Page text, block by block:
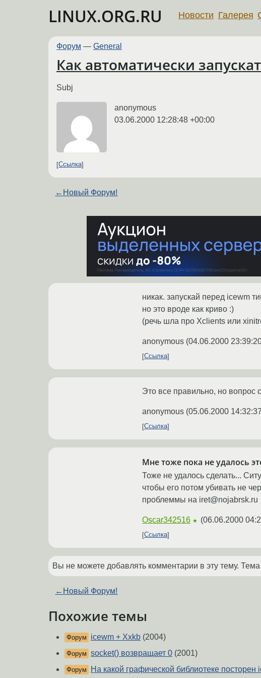
LINUX.ORG.RU Новости Галерея
Форум — General
Как автоматически
Subj
anonymous
03.06.2000 12:28:48 +00:00
Ссылка
← Новый Форум!
никак. запускай перед icewm
но это вроде как криво :)
(речь шла про Xclients или
anonymous (04.06.2000
Ссылка
Это все правильно, но вопрос
anonymous (05.06.2000
Ссылка
Мне тоже пока не удалось
Тоже не удалось сделать...
чтобы его потом убивать не
проблеммы на iret@nojabrsk.ru
Oscar342516 ★ (06.06.2000
Ссылка
Вы не можете добавлять комментарии в эту тему.
← Новый Форум!
Похожие темы
Форум icewm + Xxkb (2004)
Форум socket() возвращает 0 (2001)
Форум На какой графической библиотеке посторен